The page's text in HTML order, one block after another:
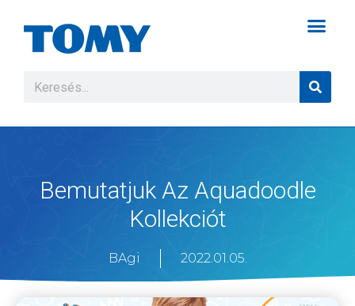
Bemutatjuk Az Aquadoodle
Kollekciót
BAgi 2022.01.05.